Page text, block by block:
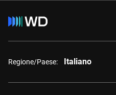
Regione/Paese: Italiano